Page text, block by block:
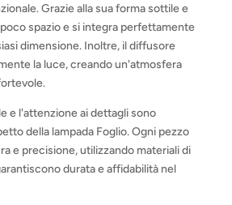
Grazie alla sua forma sottile e
spazio e si integra perfettamente
dimensione. Inoltre, il diffusore
la luce, creando un'atmosfera
e l'attenzione ai dettagli sono
della lampada Foglio. Ogni pezzo
e precisione, utilizzando materiali di
durata e affidabilità nel